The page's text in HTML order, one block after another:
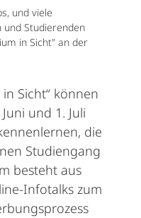
und viele
und Studierenden
in Sicht" an der
Sicht“ können
und 1. Juli
die
Studiengang
besteht aus
Infotalks zum